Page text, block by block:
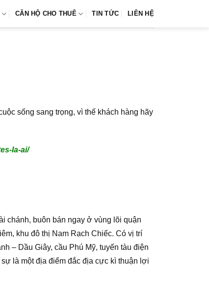
CĂN HỘ CHO THUÊ TIN TỨC LIÊN HỆ
sống sang trọng, vì thế khách hàng hãy
la-ai/
chánh, buôn bán ngay ở vùng lõi quận
khu đô thị Nam Rạch Chiếc. Có vị trí
– Dầu Giây, cầu Phú Mỹ, tuyến tàu điện
là một địa điểm đắc địa cực kì thuận lợi